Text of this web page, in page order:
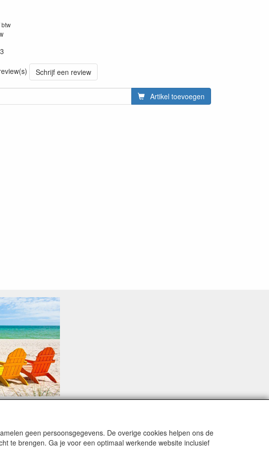
btw
Schrijf een review
Artikel toevoegen
leveringsproblemen.
is en alle betalingsmodaliteiten zijn vervuld dan de bestelling
geen persoonsgegevens. De overige cookies helpen ons de
te brengen. Ga je voor een optimaal werkende website inclusief